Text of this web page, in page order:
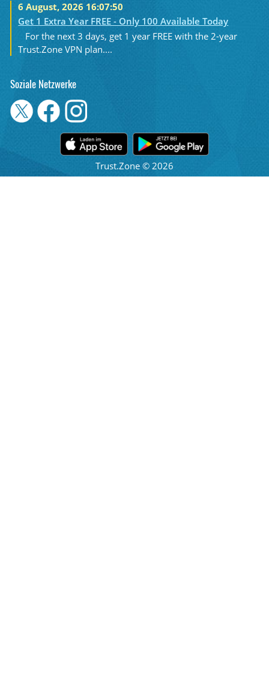
6 August, 2026 16:07:50
Get 1 Extra Year FREE - Only 100 Available Today
For the next 3 days, get 1 year FREE with the 2-year
Trust.Zone VPN plan....
Soziale Netzwerke
Trust.Zone © 2026